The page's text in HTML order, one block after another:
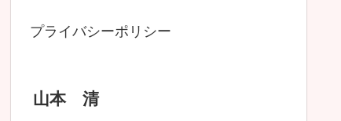
プライバシーポリシー
山本 清